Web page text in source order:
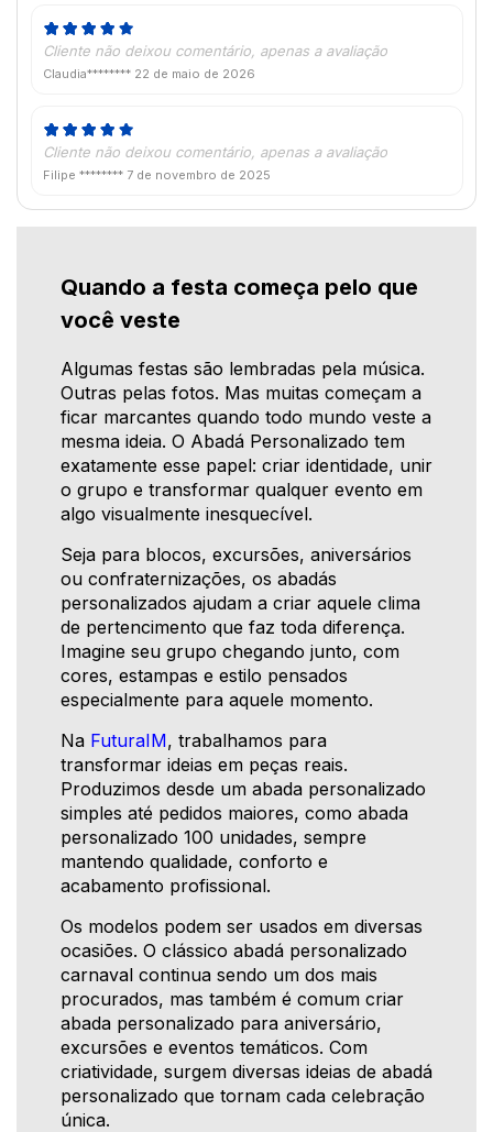
Cliente não deixou comentário, apenas a avaliação
Claudia******** 22 de maio de 2026
Cliente não deixou comentário, apenas a avaliação
Filipe ******** 7 de novembro de 2025
Quando a festa começa pelo que
você veste
Algumas festas são lembradas pela música.
Outras pelas fotos. Mas muitas começam a
ficar marcantes quando todo mundo veste a
mesma ideia. O Abadá Personalizado tem
exatamente esse papel: criar identidade, unir
o grupo e transformar qualquer evento em
algo visualmente inesquecível.
Seja para blocos, excursões, aniversários
ou confraternizações, os abadás
personalizados ajudam a criar aquele clima
de pertencimento que faz toda diferença.
Imagine seu grupo chegando junto, com
cores, estampas e estilo pensados
especialmente para aquele momento.
Na FuturaIM, trabalhamos para
transformar ideias em peças reais.
Produzimos desde um abada personalizado
simples até pedidos maiores, como abada
personalizado 100 unidades, sempre
mantendo qualidade, conforto e
acabamento profissional.
Os modelos podem ser usados em diversas
ocasiões. O clássico abadá personalizado
carnaval continua sendo um dos mais
procurados, mas também é comum criar
abada personalizado para aniversário,
excursões e eventos temáticos. Com
criatividade, surgem diversas ideias de abadá
personalizado que tornam cada celebração
única.